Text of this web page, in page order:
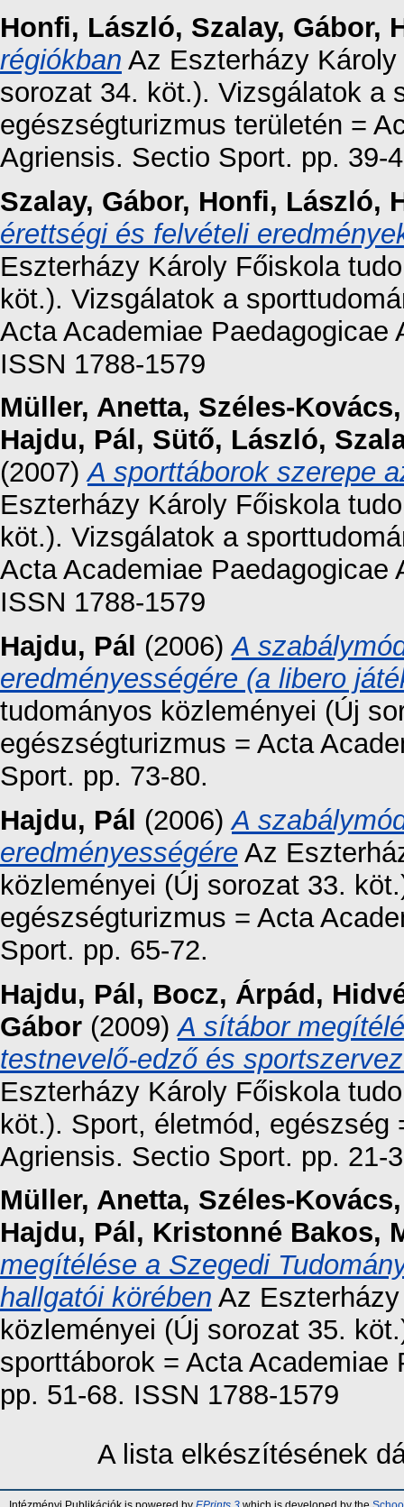
Honfi, László, Szalay, Gábor,
régiókban Az Eszterházy
sorozat 34. köt.). Vizsgálatok a
egészségturizmus területén =
Agriensis. Sectio Sport. pp. 39-
Szalay, Gábor, Honfi, László,
érettségi és felvételi
Eszterházy Károly Főiskola
köt.). Vizsgálatok a
Acta Academiae
ISSN 1788-1579
Müller, Anetta, Széles-
Hajdu, Pál , Sütő, László,
(2007)A sporttáborok szerepe
Eszterházy Károly Főiskola
köt.). Vizsgálatok a
Acta Academiae Paedagogicae
ISSN 1788-1579
Hajdu, Pál (2006)A
eredményességére (a libero
tudományos közleményei (Új
egészségturizmus = Acta
Sport. pp. 73-80.
Hajdu, Pál (2006)A
eredményességére Az
közleményei (Új sorozat 33.
egészségturizmus = Acta
Sport. pp. 65-72.
Hajdu, Pál, Bocz, Árpád,
Gábor (2009)A sítábor
testnevelő-edző és
Eszterházy Károly Főiskola
köt.). Sport, életmód, egészség
Agriensis. Sectio Sport. pp. 21-
Müller, Anetta, Széles-
Hajdu, Pál , Kristonné Bakos,
megítélése a Szegedi
hallgatói körében Az
közleményei (Új sorozat 35.
sporttáborok = Acta
pp. 51-68. ISSN 1788-1579
A lista elkészítésének